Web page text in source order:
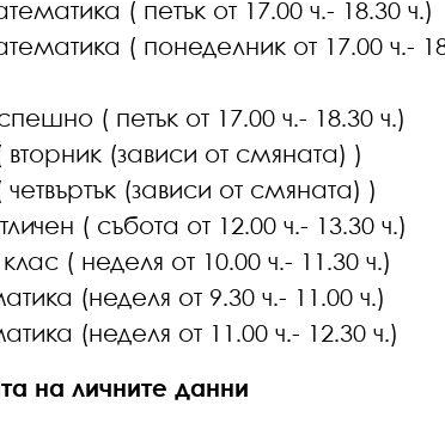
2. клас / Състезателна математика ( петък от 17.00 ч.- 18.30 ч.)
4. клас / Кандидатствай успешно ( петък от 17.00 ч.- 18.30 ч.)
5. клас / Училищен курс ( вторник (зависи от смяната) )
клас / Училищен курс ( четвъртък (зависи от смяната) )
( събота от 12.00 ч.- 13.30 ч.)
7. клас / Успешно НВО 7. клас ( неделя от 10.00 ч.- 11.30 ч.)
(неделя от 9.30 ч.- 11.00 ч.)
12. клас / Профил математика (неделя от 11.00 ч.- 12.30 ч.)
на личните данни